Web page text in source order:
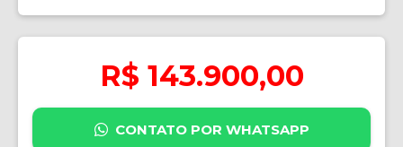
R$ 143.900,00
CONTATO POR WHATSAPP